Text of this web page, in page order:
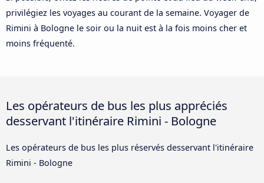
privilégiez les voyages au courant de la semaine. Voyager de
Rimini à Bologne le soir ou la nuit est à la fois moins cher et
moins fréquenté.
Les opérateurs de bus les plus appréciés
desservant l'itinéraire Rimini - Bologne
Les opérateurs de bus les plus réservés desservant l'itinéraire
Rimini - Bologne